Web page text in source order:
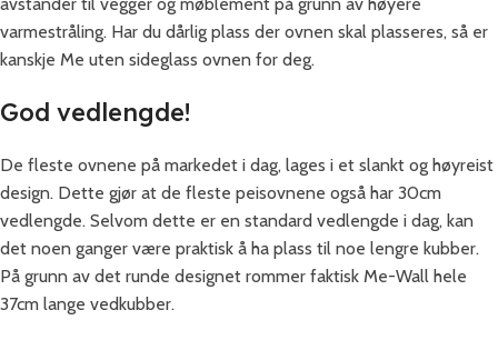
varmestråling. Har du dårlig plass der ovnen skal plasseres, så er
kanskje Me uten sideglass ovnen for deg.
God vedlengde!
De fleste ovnene på markedet i dag, lages i et slankt og høyreist
design. Dette gjør at de fleste peisovnene også har 30cm
vedlengde. Selvom dette er en standard vedlengde i dag, kan
det noen ganger være praktisk å ha plass til noe lengre kubber.
På grunn av det runde designet rommer faktisk Me-Wall hele
37cm lange vedkubber.